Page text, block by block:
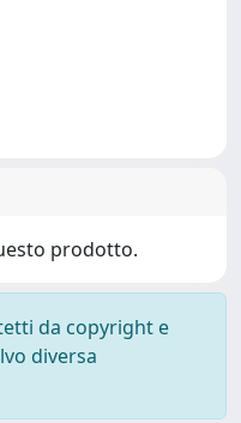
prodotto.
da copyright e
diversa